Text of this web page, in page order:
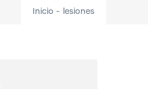
Inicio - lesiones